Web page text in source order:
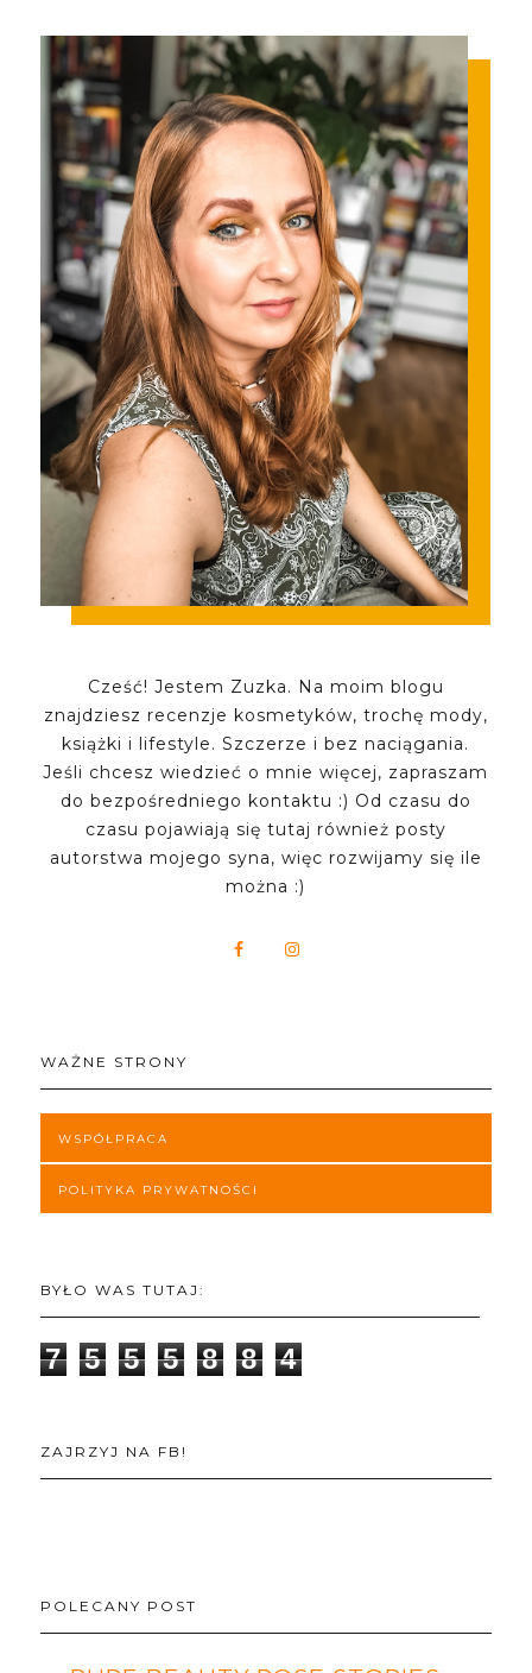
Cześć! Jestem Zuzka. Na moim blogu
znajdziesz recenzje kosmetyków, trochę mody,
książki i lifestyle. Szczerze i bez naciągania.
Jeśli chcesz wiedzieć o mnie więcej, zapraszam
do bezpośredniego kontaktu :) Od czasu do
czasu pojawiają się tutaj również posty
autorstwa mojego syna, więc rozwijamy się ile
można :)
WAŻNE STRONY
WSPÓŁPRACA
POLITYKA PRYWATNOŚCI
BYŁO WAS TUTAJ:
7 5 5 5 8 8 4
ZAJRZYJ NA FB!
POLECANY POST